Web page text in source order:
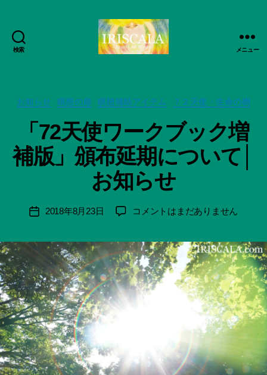
検索
日
記
録・
作
品
IRISCALA
メニュー
カ
ー
お知らせ 瞑想の扉 瞑想補助アイテム ７２天使・生命の樹
「72天使ワークブック増
補版」頒布延期について│
お知らせ
投
成
:
船
智
日
月
＊
a
ci
Hi
ts
投
2018年8月23日
「72
ワ
ー
ク
ブ
頒
コメントはまだありません